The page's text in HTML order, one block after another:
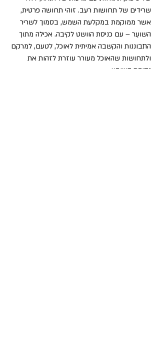
שרידים של תחושות רעב. זוהי תחושה פרטית,
אשר ממוקמת במקלעת השמש, בסמוך לשריר
השועֵר – עם כניסת הוושט לקיבה. אכילה מתוך
התבוננות והקשבה אמיתית לאוכל, לטעם, למרקם
ולתחושות שהאוכל מעורר עוזרת לזהות את
נקודת השובע.